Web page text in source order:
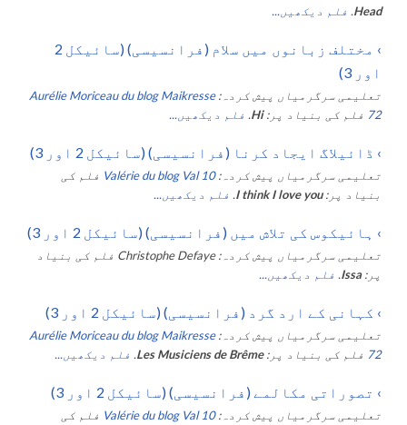
Head
. فلم دیکھیں...
›
مختلف زبانوں میں سلام (فرانسیسی) (سائیکل 2
اور 3)
تعلیمی سرگرمیاں پیش کردہ: Aurélie Moriceau du blog Maikresse
72 فلم کی بنیاد پر: Hi
. فلم دیکھیں...
› ڈائیلاگ ایجاد کرنا (فرانسیسی) (سائیکل 2 اور 3)
تعلیمی سرگرمیاں پیش کردہ: Valérie du blog Val 10 فلم کی
بنیاد پر: I think I love you
. فلم دیکھیں...
› ہائیکوس کی تلاش میں (فرانسیسی) (سائیکل 2 اور 3)
تعلیمی سرگرمیاں پیش کردہ: Christophe Defaye فلم کی بنیاد
پر: Issa
. فلم دیکھیں...
› کہانی کے ارد گرد (فرانسیسی) (سائیکل 2 اور 3)
تعلیمی سرگرمیاں پیش کردہ: Aurélie Moriceau du blog Maikresse
72 فلم کی بنیاد پر: Les Musiciens de Brême
. فلم دیکھیں...
› تصوراتی مکالمے (فرانسیسی) (سائیکل 2 اور 3)
تعلیمی سرگرمیاں پیش کردہ: Valérie du blog Val 10 فلم کی